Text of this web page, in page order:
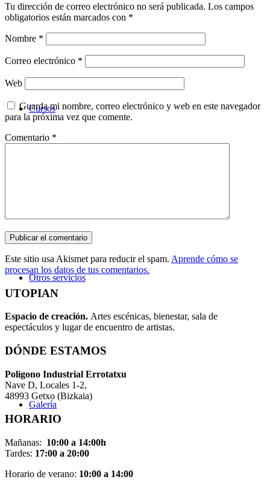
Cursos
Otros servicios
Galería
Tu dirección de correo electrónico no será publicada. Los campos
obligatorios están marcados con *
Nombre *
Correo electrónico *
Web
Guarda mi nombre, correo electrónico y web en este navegador
para la próxima vez que comente.
Comentario *
Este sitio usa Akismet para reducir el spam. Aprende cómo se
procesan los datos de tus comentarios.
UTOPIAN
Espacio de creación. Artes escénicas, bienestar, sala de
espectáculos y lugar de encuentro de artistas.
DÓNDE ESTAMOS
Polígono Industrial Errotatxu
Nave D, Locales 1-2,
48993 Getxo (Bizkaia)
HORARIO
Mañanas: 10:00 a 14:00h
Tardes: 17:00 a 20:00
Horario de verano: 10:00 a 14:00